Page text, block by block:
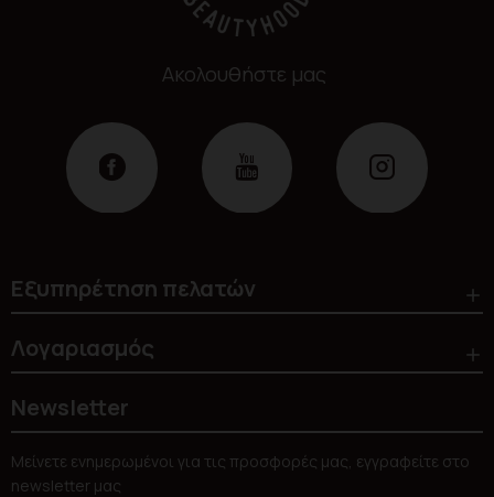
Ακολουθήστε μας
Εξυπηρέτηση πελατών
Λογαριασμός
Newsletter
Μείνετε ενημερωμένοι για τις προσφορές μας, εγγραφείτε στο
newsletter μας